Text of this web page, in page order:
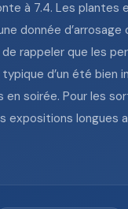
à 7.4. Les
donnée d’arrosage
rappeler que les
d’un été bien
soirée. Pour les
longues